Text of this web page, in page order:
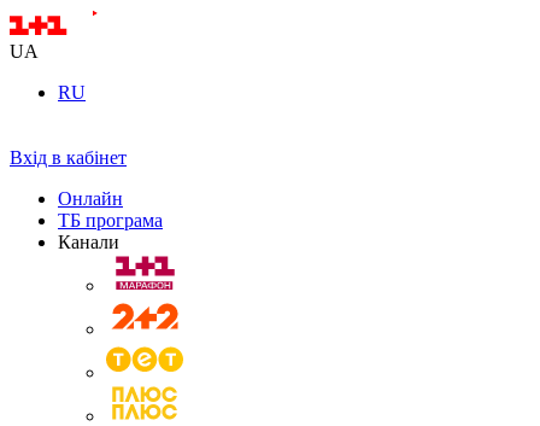
UA
RU
Вхід в кабінет
Онлайн
ТБ програма
Канали